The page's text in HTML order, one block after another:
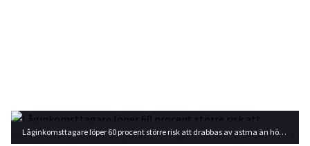
Låginkomsttagare löper 60 procent större risk att drabbas av astma än höginkomsttagare. Foto: Shutterstock